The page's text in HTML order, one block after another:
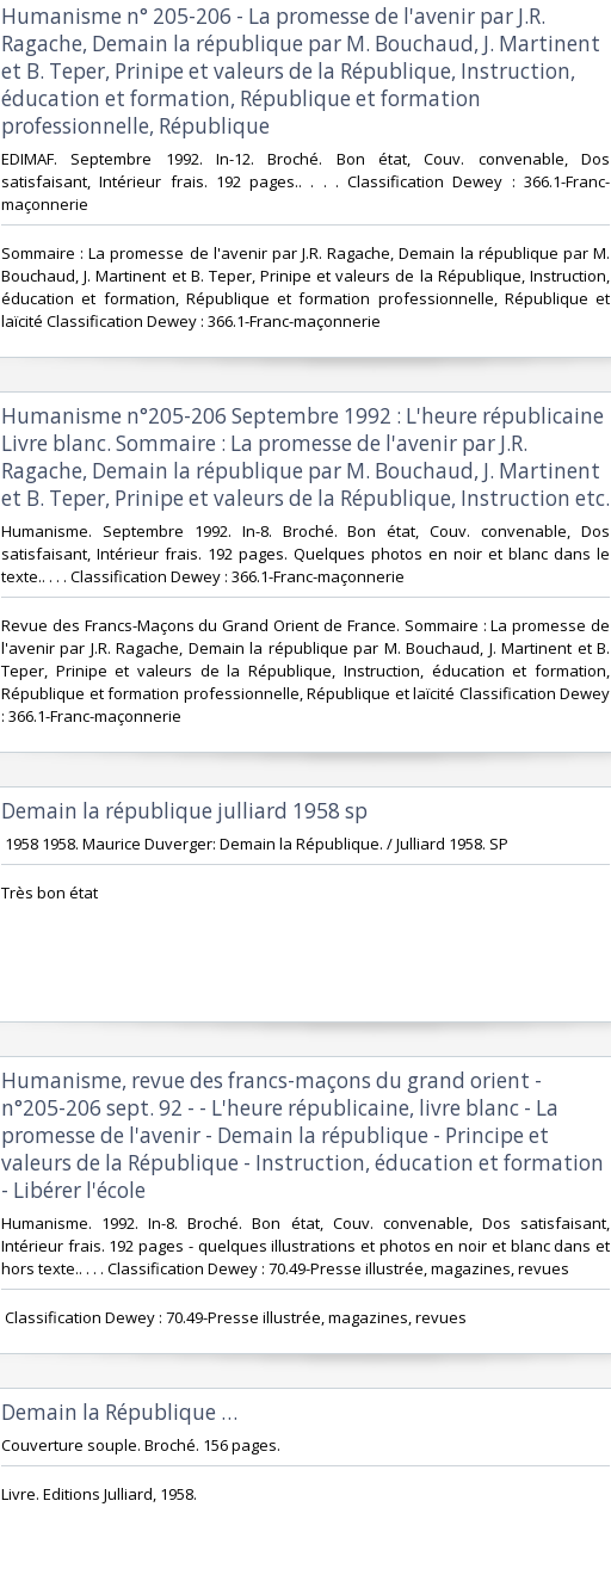
‎Humanisme n° 205-206 - La promesse de l'avenir par J.R.
Ragache, Demain la république par M. Bouchaud, J. Martinent
et B. Teper, Prinipe et valeurs de la République, Instruction,
éducation et formation, République et formation
professionnelle, République‎
‎EDIMAF. Septembre 1992. In-12. Broché. Bon état, Couv. convenable, Dos
satisfaisant, Intérieur frais. 192 pages.. . . . Classification Dewey : 366.1-Franc-
maçonnerie‎
‎Sommaire : La promesse de l'avenir par J.R. Ragache, Demain la république par M.
Bouchaud, J. Martinent et B. Teper, Prinipe et valeurs de la République, Instruction,
éducation et formation, République et formation professionnelle, République et
laïcité Classification Dewey : 366.1-Franc-maçonnerie‎
‎Humanisme n°205-206 Septembre 1992 : L'heure républicaine
Livre blanc. Sommaire : La promesse de l'avenir par J.R.
Ragache, Demain la république par M. Bouchaud, J. Martinent
et B. Teper, Prinipe et valeurs de la République, Instruction etc.‎
‎Humanisme. Septembre 1992. In-8. Broché. Bon état, Couv. convenable, Dos
satisfaisant, Intérieur frais. 192 pages. Quelques photos en noir et blanc dans le
texte.. . . . Classification Dewey : 366.1-Franc-maçonnerie‎
‎Revue des Francs-Maçons du Grand Orient de France. Sommaire : La promesse de
l'avenir par J.R. Ragache, Demain la république par M. Bouchaud, J. Martinent et B.
Teper, Prinipe et valeurs de la République, Instruction, éducation et formation,
République et formation professionnelle, République et laïcité Classification Dewey
: 366.1-Franc-maçonnerie‎
‎Demain la république julliard 1958 sp‎
‎ 1958 1958. Maurice Duverger: Demain la République. / Julliard 1958. SP‎
‎Très bon état‎
‎Humanisme, revue des francs-maçons du grand orient -
n°205-206 sept. 92 - - L'heure républicaine, livre blanc - La
promesse de l'avenir - Demain la république - Principe et
valeurs de la République - Instruction, éducation et formation
- Libérer l'école‎
‎Humanisme. 1992. In-8. Broché. Bon état, Couv. convenable, Dos satisfaisant,
Intérieur frais. 192 pages - quelques illustrations et photos en noir et blanc dans et
hors texte.. . . . Classification Dewey : 70.49-Presse illustrée, magazines, revues‎
‎ Classification Dewey : 70.49-Presse illustrée, magazines, revues‎
‎Demain la République …‎
‎Couverture souple. Broché. 156 pages.‎
‎Livre. Editions Julliard, 1958.‎